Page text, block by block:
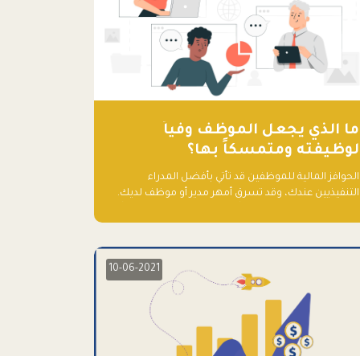
ما الذي يجعل الموظف وفياً
لوظيفته ومتمسكاً بها؟
الحوافز المالية للموظفين قد تأتي بأفضل المدراء
التنفيذيين عندك، وقد تسرق أمهر مدير أو موظف لديك.
بها؟
10-06-2021